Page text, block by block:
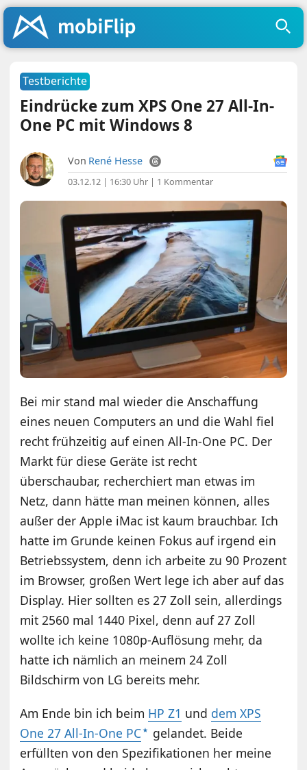
Testberichte
Eindrücke zum XPS One 27 All-In-
One PC mit Windows 8
Von René Hesse
03.12.12 | 16:30 Uhr | 1 Kommentar
Bei mir stand mal wieder die Anschaffung
eines neuen Computers an und die Wahl fiel
recht frühzeitig auf einen All-In-One PC. Der
Markt für diese Geräte ist recht
überschaubar, recherchiert man etwas im
Netz, dann hätte man meinen können, alles
außer der Apple iMac ist kaum brauchbar. Ich
hatte im Grunde keinen Fokus auf irgend ein
Betriebssystem, denn ich arbeite zu 90 Prozent
im Browser, großen Wert lege ich aber auf das
Display. Hier sollten es 27 Zoll sein, allerdings
mit 2560 mal 1440 Pixel, denn auf 27 Zoll
wollte ich keine 1080p-Auflösung mehr, da
hatte ich nämlich an meinem 24 Zoll
Bildschirm von LG bereits mehr.
Am Ende bin ich beim HP Z1 und dem XPS
One 27 All-In-One PC
gelandet. Beide
erfüllten von den Spezifikationen her meine